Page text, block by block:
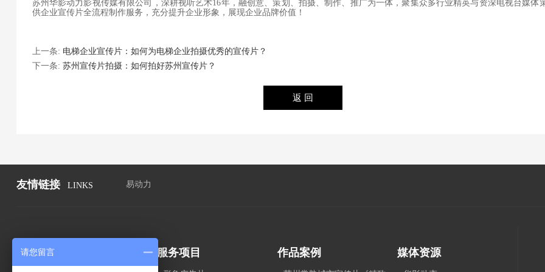
苏州华影动力影视传媒有限公司，深耕视听艺术16年，融创意、策划、拍摄、制作、推广为一体，聚集众多行业精英与资深电视台媒体
供企业宣传片全流程制作服务，充分提升企业形象，展现企业品牌价值！
上一条: 电梯企业宣传片：如何为电梯企业拍摄优秀的宣传片？
下一条: 苏州宣传片拍摄：如何拍好苏州宣传片？
友情链接 LINKS 易动力
关于我们 服务项目 作品案例 媒体资源
请您留言